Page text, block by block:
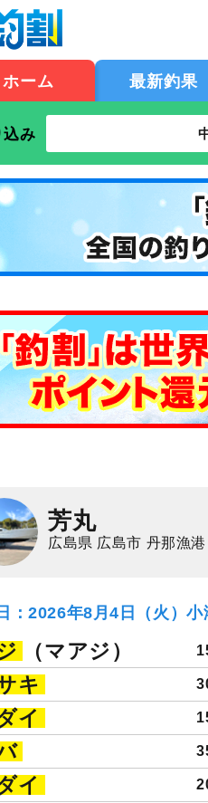
ホーム 最新釣果
込み
芳丸
広島県 広島市 丹那漁港
：2026年8月4日（火）小
（マアジ）
キ
イ
イ